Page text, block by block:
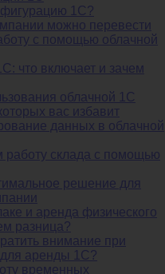
1С?
можно перевести
с помощью облачной
что включает и зачем
облачной 1С
вас избавит
данных в облачной
работу склада с помощью
решение для
и аренда физического
разница?
внимание при
аренды 1С?
временных